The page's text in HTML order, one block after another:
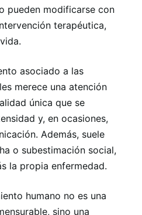
pueden modificarse con
terapéutica,
asociado a las
merece una atención
única que se
y, en ocasiones,
Además, suele
o subestimación social,
la propia enfermedad.
humano no es una
sino una